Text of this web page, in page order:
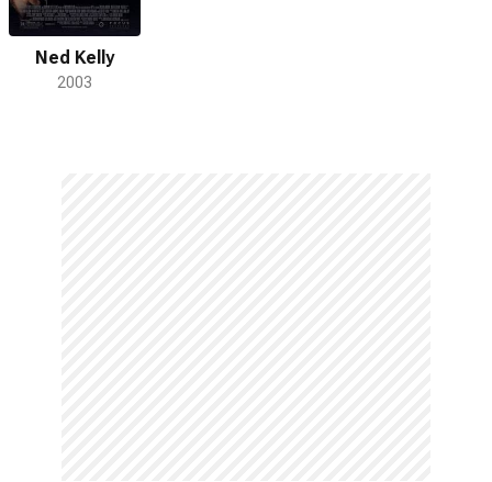
Ned Kelly
2003